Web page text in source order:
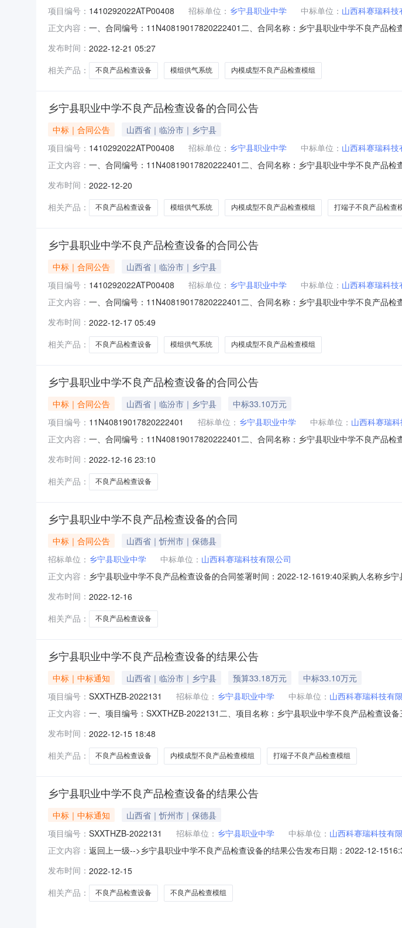
项目编号： 1410292022ATP00408 招标单位： 乡宁县职业中学 中标单位： 山西科赛瑞科技
正文内容： 一、合同编号：11N40819017820222401二、合同名称：乡宁县职业中学不良产品
检查设备五、合同主体采购人（甲方）：乡宁县职业中学地址：乡宁县昌宁镇圪台
高新技术产业开发区清控创新基地10楼105室联系方式：18834331878六、合同主体
发布时间： 2022-12-21 05:27
相关产品：
不良产品检查设备 模组供气系统 内模成型不良产品检查模组
乡宁县职业中学不良产品检查设备的合同公告
中标｜合同公告
山西省｜临汾市｜乡宁县
项目编号： 1410292022ATP00408 招标单位： 乡宁县职业中学 中标单位： 山西科赛瑞科技
正文内容： 一、合同编号：11N40819017820222401二、合同名称：乡宁县职业中学不良产品
高新技术产业开发区清控创新基地10楼105室联系方式：18834331878六、合同主体
发布时间： 2022-12-20
相关产品：
不良产品检查设备 模组供气系统 内模成型不良产品检查模组 打端子不良产品检查
乡宁县职业中学不良产品检查设备的合同公告
中标｜合同公告
山西省｜临汾市｜乡宁县
项目编号： 1410292022ATP00408 招标单位： 乡宁县职业中学 中标单位： 山西科赛瑞科技
正文内容： 一、合同编号：11N40819017820222401二、合同名称：乡宁县职业中学不良产品
高新技术产业开发区清控创新基地10楼105室联系方式：18834331878六、合同主体
发布时间： 2022-12-17 05:49
相关产品：
不良产品检查设备 模组供气系统 内模成型不良产品检查模组
乡宁县职业中学不良产品检查设备的合同公告
中标｜合同公告 山西省｜临汾市｜乡宁县
中标33.10万元
项目编号： 11N40819017820222401 招标单位： 乡宁县职业中学 中标单位： 山西科赛瑞
正文内容： 一、合同编号：11N40819017820222401二、合同名称：乡宁县职业中学不良产品
高新技术产业开发区清控创新基地10楼105室联系方式：18834331878六、合同主体
发布时间： 2022-12-16 23:10
相关产品：
不良产品检查设备
乡宁县职业中学不良产品检查设备的合同
中标｜合同公告
山西省｜忻州市｜保德县
招标单位： 乡宁县职业中学 中标单位： 山西科赛瑞科技有限公司
正文内容： 乡宁县职业中学不良产品检查设备的合同签署时间：2022-12-1619:40采购人名称乡
发布时间： 2022-12-16
相关产品：
不良产品检查设备
乡宁县职业中学不良产品检查设备的结果公告
中标｜中标通知 山西省｜临汾市｜乡宁县 预算33.18万元
中标33.10万元
项目编号： SXXTHZB-2022131 招标单位： 乡宁县职业中学 中标单位： 山西科赛瑞科技有
正文内容： 一、项目编号：SXXTHZB-2022131二、项目名称：乡宁县职业中学不良产品检查设
市长治高新技术产业开发区清控创新基地10楼105室91140491MA7Y4TCWXT2.废标
发布时间： 2022-12-15 18:48
相关产品：
不良产品检查设备 内模成型不良产品检查模组 打端子不良产品检查模组
乡宁县职业中学不良产品检查设备的结果公告
中标｜中标通知
山西省｜忻州市｜保德县
项目编号： SXXTHZB-2022131 招标单位： 乡宁县职业中学 中标单位： 山西科赛瑞科技有
正文内容： 返回上一级-->乡宁县职业中学不良产品检查设备的结果公告发布日期：2022-12-
1乡宁县职业中学不良产品检查设备乡宁县职业中学不良产品检查设备1批/报价
发布时间： 2022-12-15
相关产品：
不良产品检查设备 不良产品检查模组